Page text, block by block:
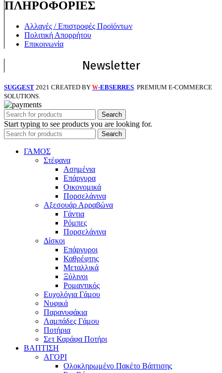
ΠΛΗΡΟΦΟΡΙΕΣ
Αλλαγές / Επιστροφές Προϊόντων
Πολιτική Απορρήτου
Επικοινωνία
Newsletter
SUGGEST 2021 CREATED BY W-EBSERRES. PREMIUM E-COMMERCE
SOLUTIONS.
Search
Start typing to see products you are looking for.
Search
ΓΑΜΟΣ
Στέφανα
Ασημένια
Επάργυρα
Οικονομικά
Πορσελάνινα
Αξεσουάρ Αρραβώνα
Γάντια
Ρόμπες
Πορσελάνινα
Δίσκοι
Επάργυροι
Καθρέφτης
Μεταλλικά
Ξύλινοι
Ρομαντικός
Ευχολόγια Γάμου
Νυφικά
Παρανυφάκια
Λαμπάδες Γάμου
Ποτήρια
Σετ Καράφα Ποτήρι
ΒΑΠΤΙΣΗ
ΑΓΟΡΙ
Ολοκληρωμένο Πακέτο Βάπτισης